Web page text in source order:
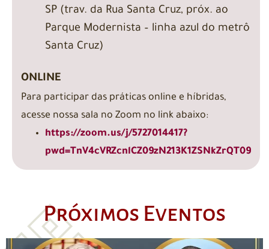
SP (trav. da Rua Santa Cruz, próx. ao
Parque Modernista – linha azul do metrô
Santa Cruz)
ONLINE
Para participar das práticas online e híbridas,
acesse nossa sala no Zoom no link abaixo:
https://zoom.us/j/5727014417?
pwd=TnV4cVRZcnlCZ09zN213K1ZSNkZrQT09
Próximos Eventos